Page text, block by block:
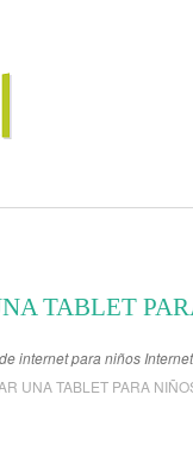
TABLET
internet para niños Internet
UNA TABLET PARA